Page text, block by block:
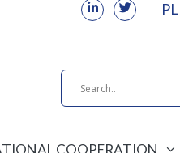
PL
COOPERATION